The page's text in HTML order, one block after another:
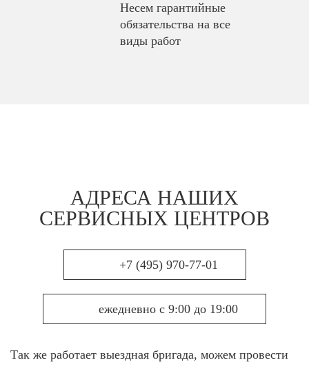
Несем гарантийные
обязательства на все
виды работ
АДРЕСА НАШИХ
СЕРВИСНЫХ ЦЕНТРОВ
+7 (495) 970-77-01
ежедневно с 9:00 до 19:00
Так же работает выездная бригада, можем провести